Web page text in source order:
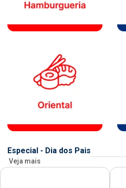
Especial - Dia dos Pais
Veja mais